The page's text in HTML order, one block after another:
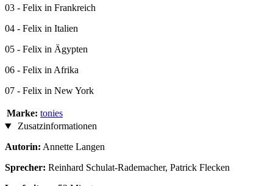
03 - Felix in Frankreich
04 - Felix in Italien
05 - Felix in Ägypten
06 - Felix in Afrika
07 - Felix in New York
Marke: tonies
Zusatzinformationen
Autorin: Annette Langen
Sprecher: Reinhard Schulat-Rademacher, Patrick Flecken